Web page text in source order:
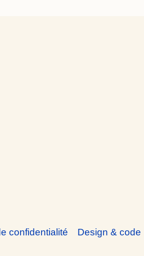
confidentialité Design & code